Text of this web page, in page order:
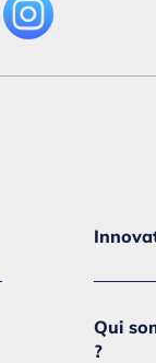
Qui
?